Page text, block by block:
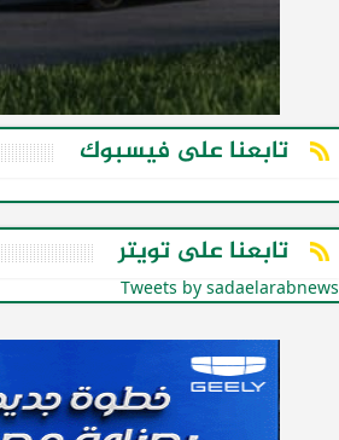
تابعنا على فيسبوك
تابعنا على تويتر
Tweets by sadaelarabnews